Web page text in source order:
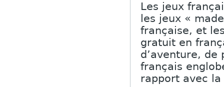
Les jeux
les jeux «
française, et
gratuit en
d’aventure,
français
rapport avec la